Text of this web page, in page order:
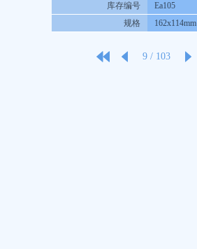
库存编号
Ea105
规格
162x114mm
9 / 103